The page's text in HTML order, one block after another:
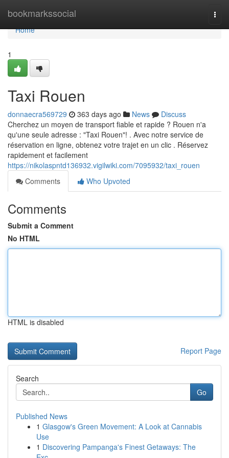
bookmarkssocial
Home
Home
1
Taxi Rouen
donnaecra569729 363 days ago News
Discuss
Cherchez un moyen de transport fiable et rapide ? Rouen n'a
qu'une seule adresse : "Taxi Rouen"! . Avec notre service de
réservation en ligne, obtenez votre trajet en un clic . Réservez
rapidement et facilement
https://nikolaspntd136932.vigilwiki.com/7095932/taxi_rouen
Comments
Who Upvoted
Comments
Submit a Comment
No HTML
HTML is disabled
Report Page
Search
Go
Published News
1 Glasgow's Green Movement: A Look at Cannabis
Use
1 Discovering Pampanga's Finest Getaways: The